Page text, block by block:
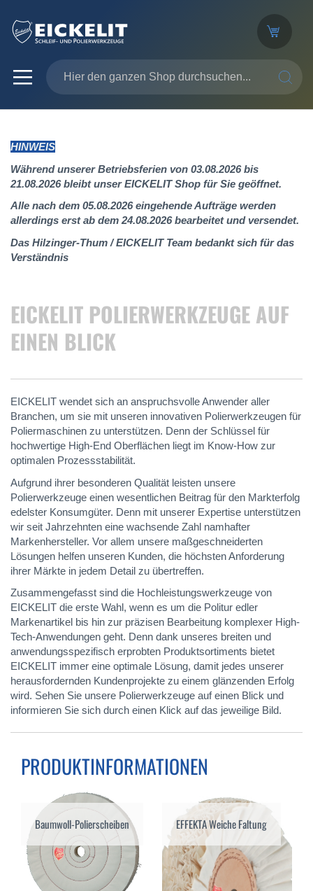
SUCHE
HINWEIS
Während unserer Betriebsferien von 03.08.2026 bis
21.08.2026 bleibt unser EICKELIT Shop für Sie geöffnet.
Alle nach dem 05.08.2026 eingehende Aufträge werden
allerdings erst ab dem 24.08.2026 bearbeitet und versendet.
Das Hilzinger-Thum / EICKELIT Team bedankt sich für das
Verständnis
EICKELIT POLIERWERKZEUGE AUF
EINEN BLICK
EICKELIT wendet sich an anspruchsvolle Anwender aller
Branchen, um sie mit unseren innovativen Polierwerkzeugen für
Poliermaschinen zu unterstützen. Denn der Schlüssel für
hochwertige High-End Oberflächen liegt im Know-How zur
optimalen Prozessstabilität.
Aufgrund ihrer besonderen Qualität leisten unsere
Polierwerkzeuge einen wesentlichen Beitrag für den Markterfolg
edelster Konsumgüter. Denn mit unserer Expertise unterstützen
wir seit Jahrzehnten eine wachsende Zahl namhafter
Markenhersteller. Vor allem unsere maßgeschneiderten
Lösungen helfen unseren Kunden, die höchsten Anforderung
ihrer Märkte in jedem Detail zu übertreffen.
Zusammengefasst sind die Hochleistungswerkzeuge von
EICKELIT die erste Wahl, wenn es um die Politur edler
Markenartikel bis hin zur präzisen Bearbeitung komplexer High-
Tech-Anwendungen geht. Denn dank unseres breiten und
anwendungsspezifisch erprobten Produktsortiments bietet
EICKELIT immer eine optimale Lösung, damit jedes unserer
herausfordernden Kundenprojekte zu einem glänzenden Erfolg
wird. Sehen Sie unsere Polierwerkzeuge auf einen Blick und
informieren Sie sich durch einen Klick auf das jeweilige Bild.
PRODUKTINFORMATIONEN
Baumwoll-Polierscheiben EFFEKTA Weiche Faltung